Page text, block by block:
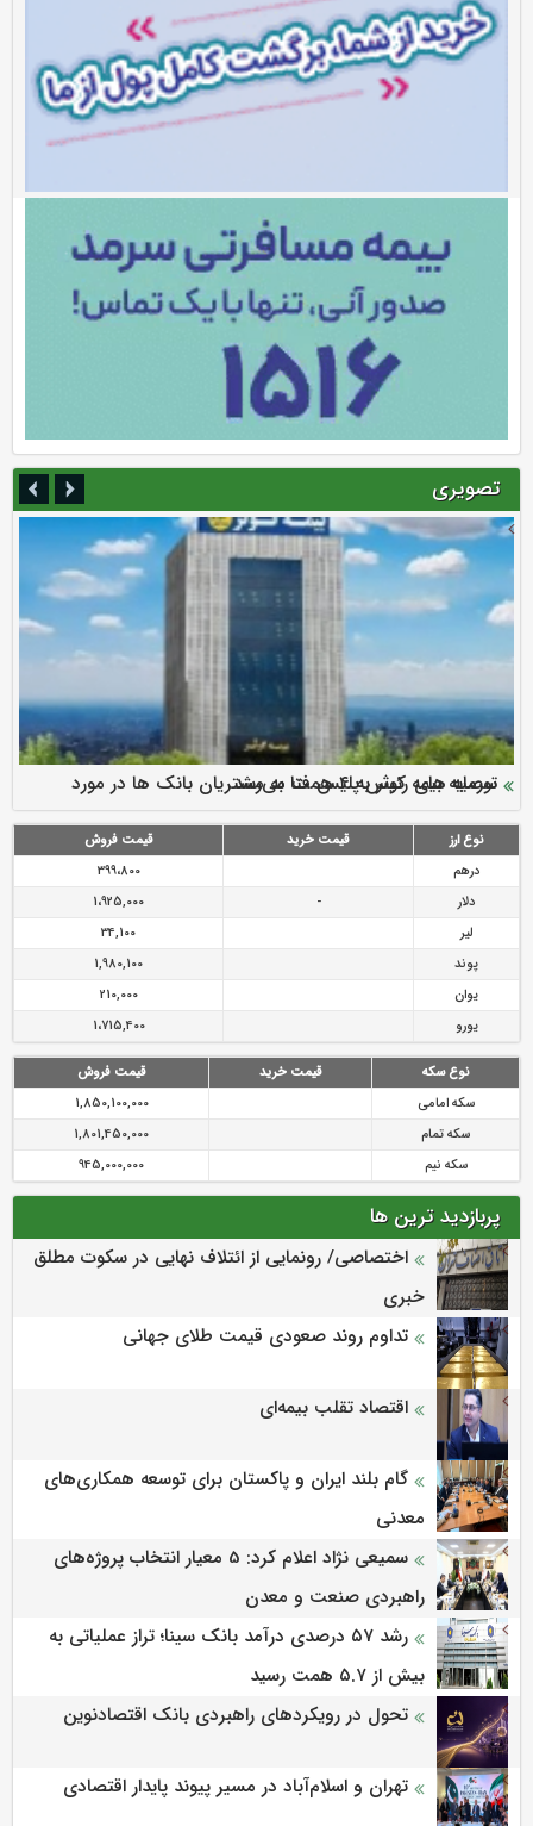
تصویری
ارزش سهام عدالت بالا رفت
سرمایه بیمه کوثر به ۴ همت می‌رسد
نود ثانیه با فولاد سنگان
تقدیر دبیرکل سندیکای بیمه گران ایران از اقدامات مدیرعامل بیمه
رازی
توصیه های رئیس پلیس فتا به مشتریان بانک ها در مورد
پیشگیری از سرقت های مجازی
نوع ارز قیمت خرید
قیمت فروش
درهم
399،800
دلار
-
1،925,000
لیر
34,100
پوند
1,980,100
یوان
210,000
یورو
1،715,400
نوع سکه قیمت خرید
قیمت فروش
سکه امامی
1,850,100,000
سکه تمام
1,801,450,000
سکه نیم
945,000,000
پربازدید ترین ها
اختصاصی/ رونمایی از ائتلاف‌ نهایی در سکوت مطلق
خبری
تداوم روند صعودی قیمت طلای جهانی
اقتصاد تقلب بیمه‌ای
گام بلند ایران و پاکستان برای توسعه همکاری‌های
معدنی
سمیعی‌ نژاد اعلام کرد: 5 معیار انتخاب پروژه‌های
راهبردی صنعت و معدن
رشد ۵۷ درصدی درآمد بانک سینا؛ تراز عملیاتی به
بیش از ۵.۷ همت رسید
تحول در رویکردهای راهبردی بانک اقتصادنوین
تهران و اسلام‌آباد در مسیر پیوند پایدار اقتصادی